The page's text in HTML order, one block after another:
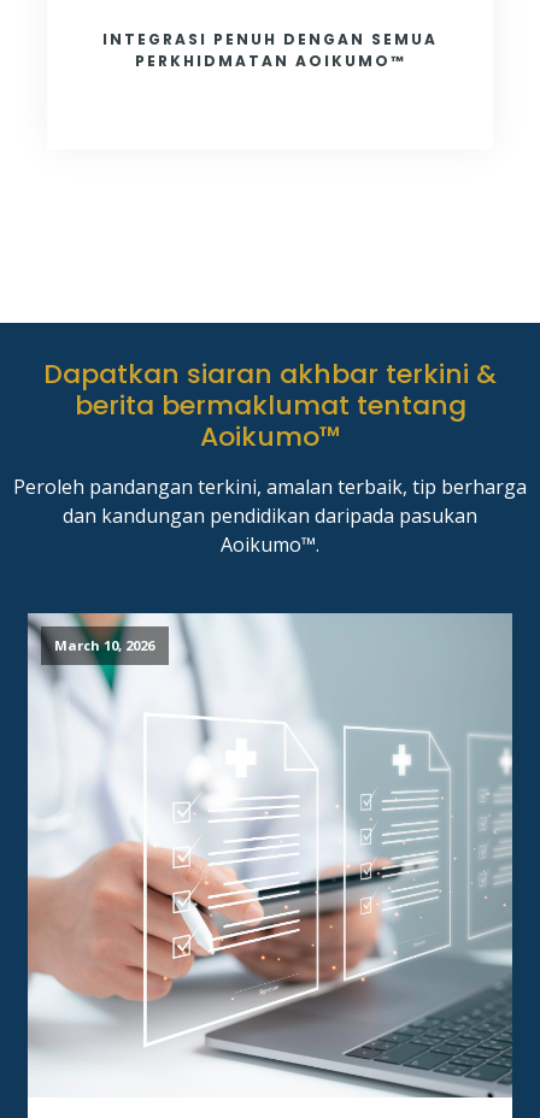
INTEGRASI PENUH DENGAN SEMUA
PERKHIDMATAN AOIKUMO™
Dapatkan siaran akhbar terkini &
berita bermaklumat tentang
Aoikumo™
Peroleh pandangan terkini, amalan terbaik, tip berharga
dan kandungan pendidikan daripada pasukan
Aoikumo™.
March 10, 2026